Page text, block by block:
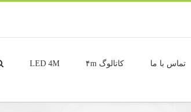
تماس با ما کاتالوگ ۴m LED 4M